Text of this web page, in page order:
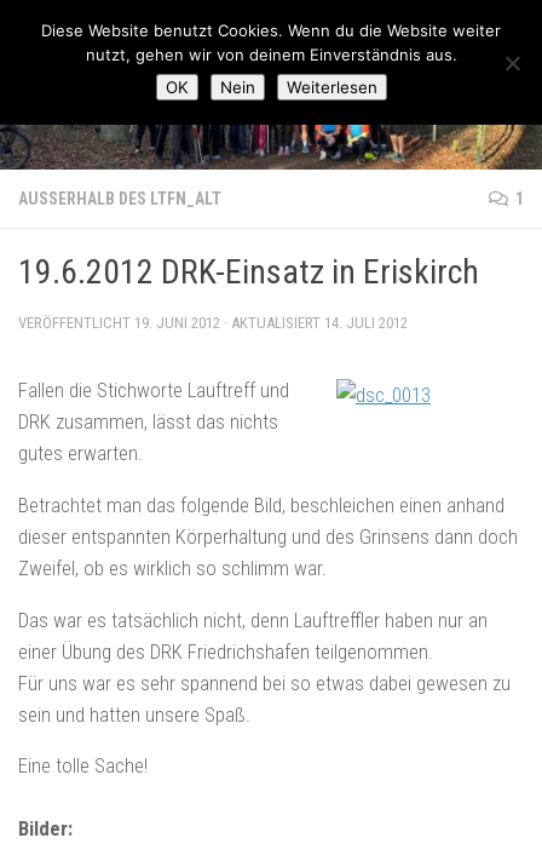
Zum Inhalt springen
Lauftreff-FN
AUSSERHALB DES LTFN_ALT 1
19.6.2012 DRK-Einsatz in Eriskirch
VERÖFFENTLICHT 19. JUNI 2012 · AKTUALISIERT 14. JULI 2012
Fallen die Stichworte Lauftreff und
DRK zusammen, lässt das nichts
gutes erwarten.
Betrachtet man das folgende Bild, beschleichen einen anhand
dieser entspannten Körperhaltung und des Grinsens dann doch
Zweifel, ob es wirklich so schlimm war.
Das war es tatsächlich nicht, denn Lauftreffler haben nur an
einer Übung des DRK Friedrichshafen teilgenommen.
Für uns war es sehr spannend bei so etwas dabei gewesen zu
sein und hatten unsere Spaß.
Eine tolle Sache!
Bilder:
Diese Website benutzt Cookies. Wenn du die Website weiter
nutzt, gehen wir von deinem Einverständnis aus.
OK
Nein Weiterlesen